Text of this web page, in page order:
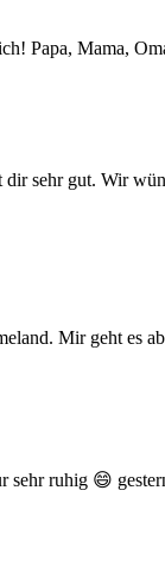
Papa, Mama,
sehr gut. Wir
Mir geht es
sehr ruhig 😄